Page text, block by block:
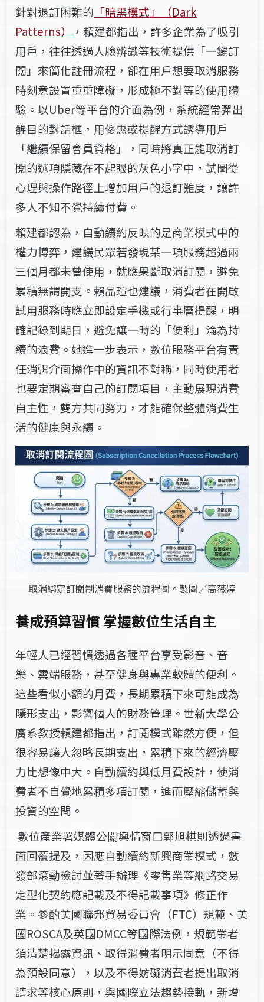
針對退訂困難的 「暗黑模式」（Dark
Patterns）
，賴建都指出，許多企業為了吸引
用戶，往往透過人臉辨識等技術提供「一鍵訂
閱」來簡化註冊流程，卻在用戶想要取消服務
時刻意設置重重障礙，形成極不對等的使用體
驗。以Uber等平台的介面為例，系統經常彈出
醒目的對話框，用優惠或提醒方式誘導用戶
「繼續保留會員資格」，同時將真正能取消訂
閱的選項隱藏在不起眼的灰色小字中，試圖從
心理與操作路徑上增加用戶的退訂難度，讓許
多人不知不覺持續付費。
賴建都認為，自動續約反映的是商業模式中的
權力博弈，建議民眾若發現某一項服務超過兩
三個月都未曾使用，就應果斷取消訂閱，避免
累積無謂開支。賴品瑄也建議，消費者在開啟
試用服務時應立即設定手機或行事曆提醒，明
確記錄到期日，避免讓一時的「便利」淪為持
續的浪費。她進一步表示，數位服務平台有責
任消弭介面操作中的資訊不對稱，同時使用者
也要定期審查自己的訂閱項目，主動展現消費
自主性，雙方共同努力，才能確保整體消費生
活的健康與永續。
取消綁定訂閱制消費服務的流程圖。製圖／高薇婷
養成預算習慣掌握數位生活自主
年輕人已經習慣透過各種平台享受影音、音
樂、雲端服務，甚至健身與專業軟體的便利。
這些看似小額的月費，長期累積下來可能成為
隱形支出，影響個人的財務管理。 世新大學公
廣系教授賴建都指出，訂閱模式雖然方便，但
很容易讓人忽略長期支出，累積下來的經濟壓
力比想像中大。自動續約與低月費設計，使消
費者不自覺地累積多項訂閱，進而壓縮儲蓄與
投資的空間。
數位產業署媒體公關輿情窗口郭旭棋則透過書
面回覆提及， 因應自動續約新興商業模式，數
發部滾動檢討並著手辦理《零售業等網路交易
定型化契約應記載及不得記載事項》修正作
業。參酌美國聯邦貿易委員會（FTC）規範、美
國ROSCA及英國DMCC等國際法例，規範業者
須清楚揭露資訊、取得消費者明示同意（不得
為預設同意），以及不得妨礙消費者提出取消
請求等核心原則，與國際立法趨勢接軌，新增